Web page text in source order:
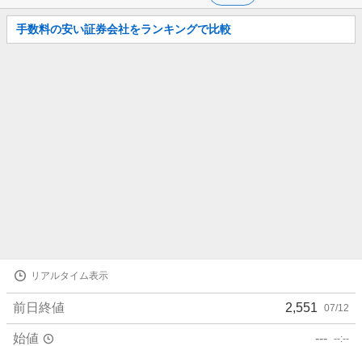
お
知
手数料の安い証券会社をランキングで比較
リアルタイム表示
前日終値 2,551 07/12
始値 --- --:--